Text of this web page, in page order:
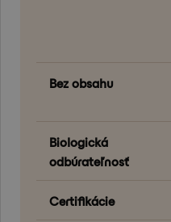
Bez obsahu
Biologická
odbúrateľnosť
Certifikácie